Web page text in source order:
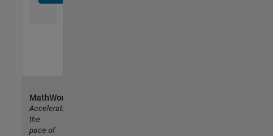
MathWorks
Accelerating
the
pace of